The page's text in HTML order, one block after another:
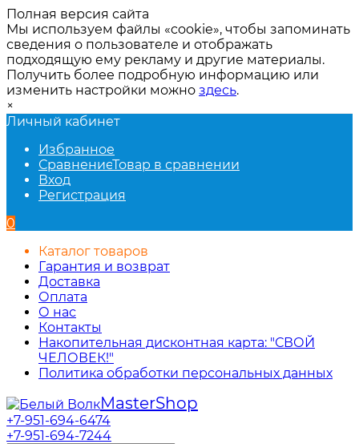
Полная версия сайта
Мы используем файлы «cookie», чтобы запоминать
сведения о пользователе и отображать
подходящую ему рекламу и другие материалы.
Получить более подробную информацию или
изменить настройки можно здесь.
×
Личный кабинет
Избранное
СравнениеТовар в сравнении
Вход
Регистрация
0
Каталог товаров
Гарантия и возврат
Доставка
Оплата
О нас
Контакты
Накопительная дисконтная карта: "СВОЙ
ЧЕЛОВЕК!"
Политика обработки персональных данных
MasterShop
+7-951-694-6474
+7-951-694-7244